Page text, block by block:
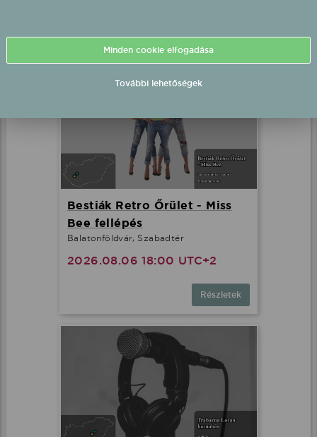
Bestiák Retro Őrület - Miss
Bee fellépés
Balatonföldvár, Szabadtér
2026.08.06 18:00 UTC+2
Részletek
Minden cookie elfogadása
További lehetőségek